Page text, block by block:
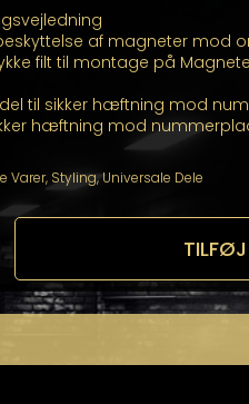
af magneter mod
filt til montage på
til sikker hæftning mod
hæftning mod
Varer, Styling,Universale Dele